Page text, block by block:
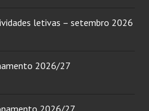
letivas – setembro 2026
2026/27